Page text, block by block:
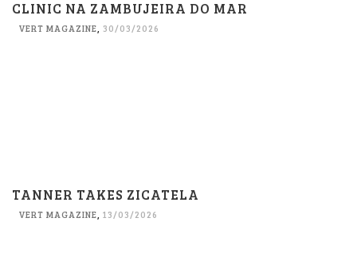
CLINIC NA ZAMBUJEIRA DO MAR
VERT MAGAZINE, 30/03/2026
TANNER TAKES ZICATELA
VERT MAGAZINE, 13/03/2026